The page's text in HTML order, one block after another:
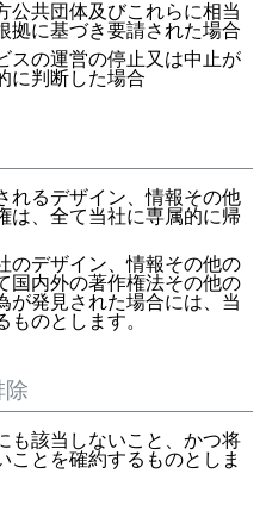
公共団体及びこれらに相当
拠に基づき要請された場合
スの運営の停止又は中止が
に判断した場合
れるデザイン、情報その他
は、全て当社に専属的に帰
のデザイン、情報その他の
国内外の著作権法その他の
が発見された場合には、当
のとします。
除
も該当しないこと、かつ将
ことを確約するものとしま